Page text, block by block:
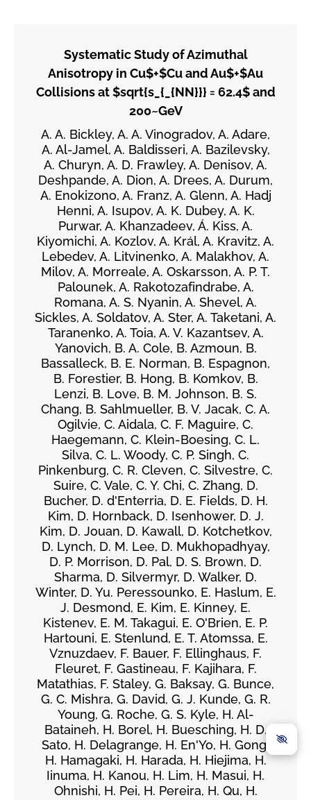
Systematic Study of Azimuthal
Anisotropy in Cu$+$Cu and Au$+$Au
Collisions at $sqrt{s_{_{NN}}} = 62.4$ and
200~GeV
A. A. Bickley, A. A. Vinogradov, A. Adare,
A. Al-Jamel, A. Baldisseri, A. Bazilevsky,
A. Churyn, A. D. Frawley, A. Denisov, A.
Deshpande, A. Dion, A. Drees, A. Durum,
A. Enokizono, A. Franz, A. Glenn, A. Hadj
Henni, A. Isupov, A. K. Dubey, A. K.
Purwar, A. Khanzadeev, Á. Kiss, A.
Kiyomichi, A. Kozlov, A. Král, A. Kravitz, A.
Lebedev, A. Litvinenko, A. Malakhov, A.
Milov, A. Morreale, A. Oskarsson, A. P. T.
Palounek, A. Rakotozafindrabe, A.
Romana, A. S. Nyanin, A. Shevel, A.
Sickles, A. Soldatov, A. Ster, A. Taketani, A.
Taranenko, A. Toia, A. V. Kazantsev, A.
Yanovich, B. A. Cole, B. Azmoun, B.
Bassalleck, B. E. Norman, B. Espagnon,
B. Forestier, B. Hong, B. Komkov, B.
Lenzi, B. Love, B. M. Johnson, B. S.
Chang, B. Sahlmueller, B. V. Jacak, C. A.
Ogilvie, C. Aidala, C. F. Maguire, C.
Haegemann, C. Klein-Boesing, C. L.
Silva, C. L. Woody, C. P. Singh, C.
Pinkenburg, C. R. Cleven, C. Silvestre, C.
Suire, C. Vale, C. Y. Chi, C. Zhang, D.
Bucher, D. d'Enterria, D. E. Fields, D. H.
Kim, D. Hornback, D. Isenhower, D. J.
Kim, D. Jouan, D. Kawall, D. Kotchetkov,
D. Lynch, D. M. Lee, D. Mukhopadhyay,
D. P. Morrison, D. Pal, D. S. Brown, D.
Sharma, D. Silvermyr, D. Walker, D.
Winter, D. Yu. Peressounko, E. Haslum, E.
J. Desmond, E. Kim, E. Kinney, E.
Kistenev, E. M. Takagui, E. O'Brien, E. P.
Hartouni, E. Stenlund, E. T. Atomssa, E.
Vznuzdaev, F. Bauer, F. Ellinghaus, F.
Fleuret, F. Gastineau, F. Kajihara, F.
Matathias, F. Staley, G. Baksay, G. Bunce,
G. C. Mishra, G. David, G. J. Kunde, G. R.
Young, G. Roche, G. S. Kyle, H. Al-
Bataineh, H. Borel, H. Buesching, H. D.
Sato, H. Delagrange, H. En'Yo, H. Gong,
H. Hamagaki, H. Harada, H. Hiejima, H.
Iinuma, H. Kanou, H. Lim, H. Masui, H.
Ohnishi, H. Pei, H. Pereira, H. Qu, H.